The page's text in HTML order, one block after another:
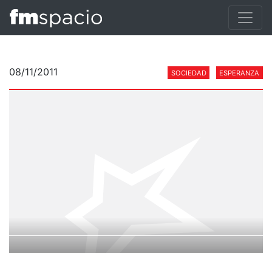
08/11/2011 SOCIEDAD ESPERANZA